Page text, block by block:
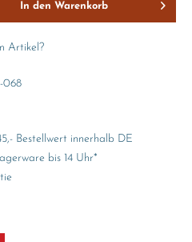
In den Warenkorb
Artikel?
068
Bestellwert innerhalb DE
bis 14 Uhr*